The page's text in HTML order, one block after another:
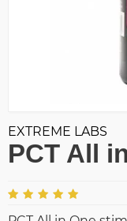
EXTREME LABS
PCT All